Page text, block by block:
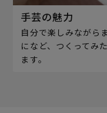
手芸の魅力
自分で楽しみながら
になど、つくってみ
ます。